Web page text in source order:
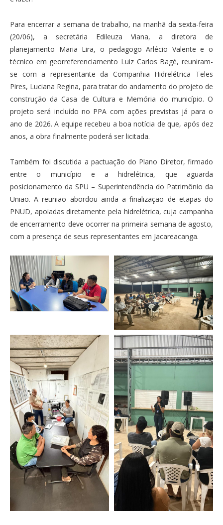
Para encerrar a semana de trabalho, na manhã da sexta-feira
(20/06), a secretária Edileuza Viana, a diretora de
planejamento Maria Lira, o pedagogo Arlécio Valente e o
técnico em georreferenciamento Luiz Carlos Bagé, reuniram-
se com a representante da Companhia Hidrelétrica Teles
Pires, Luciana Regina, para tratar do andamento do projeto de
construção da Casa de Cultura e Memória do município. O
projeto será incluído no PPA com ações previstas já para o
ano de 2026. A equipe recebeu a boa notícia de que, após dez
anos, a obra finalmente poderá ser licitada.
Também foi discutida a pactuação do Plano Diretor, firmado
entre o município e a hidrelétrica, que aguarda
posicionamento da SPU – Superintendência do Patrimônio da
União. A reunião abordou ainda a finalização de etapas do
PNUD, apoiadas diretamente pela hidrelétrica, cuja campanha
de encerramento deve ocorrer na primeira semana de agosto,
com a presença de seus representantes em Jacareacanga.